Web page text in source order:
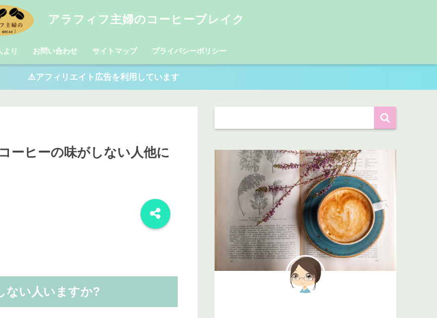
アラフィフ主婦のコーヒーブレイク
より お問い合わせ サイトマップ プライバシーポリシー
⚠️アフィリエイト広告を利用しています
ーヒーの味がしない人他に
ない人いますか?